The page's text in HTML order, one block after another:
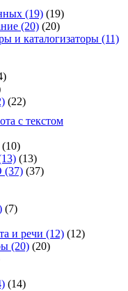
(19) (19)
(20) (20)
и каталогизаторы (11)
(22)
с текстом
(10)
(13)
(37) (37)
(7)
и речи (12) (12)
(20) (20)
(14)